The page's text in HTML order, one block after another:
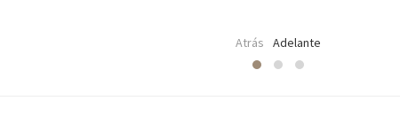
Atrás Adelante